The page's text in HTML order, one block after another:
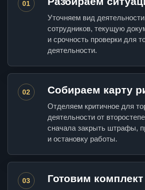
01
Уточняем вид
сотрудников, текущую
и срочность проверки для
деятельности.
02 Собираем карту
Отделяем критичное для
деятельности от
сначала закрыть штрафы,
и остановку работы.
03 Готовим комплект